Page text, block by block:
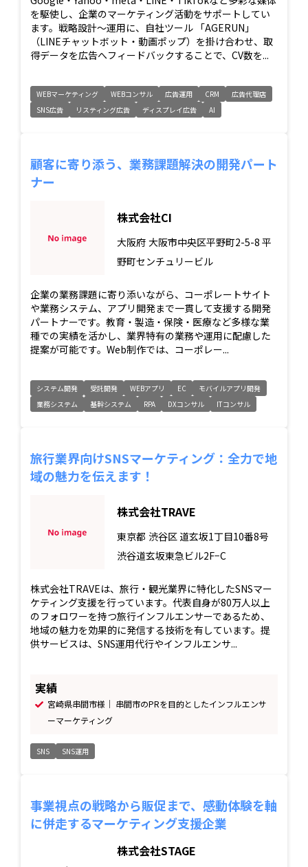
を駆使し、企業のマーケティング活動をサポートしてい
ます。戦略設計〜運用に、自社ツール 「AGERUN」
（LINEチャットボット・動画ポップ）を掛け合わせ、取
得データを広告へフィードバックすることで、CV数を...
WEBマーケティング WEBコンサル 広告運用 CRM
広告代理店
SNS広告
リスティング広告 ディスプレイ広告 AI
顧客に寄り添う、業務課題解決の開発パート
ナー
株式会社CI
大阪府 大阪市中央区平野町2-5-8 平
野町センチュリービル
企業の業務課題に寄り添いながら、コーポレートサイト
や業務システム、アプリ開発まで一貫して支援する開発
パートナーです。教育・製造・保険・医療など多様な業
種での実績を活かし、業界特有の業務や運用に配慮した
提案が可能です。Web制作では、コーポレー...
システム開発 受託開発 WEBアプリ EC
モバイルアプリ開発
業務システム
基幹システム RPA DXコンサル ITコンサル
旅行業界向けSNSマーケティング：全力で地
域の魅力を伝えます！
株式会社TRAVE
東京都 渋谷区 道玄坂1丁目10番8号
渋谷道玄坂東急ビル2F−C
株式会社TRAVEは、旅行・観光業界に特化したSNSマー
ケティング支援を行っています。代表自身が80万人以上
のフォロワーを持つ旅行インフルエンサーであるため、
地域の魅力を効果的に発信する技術を有しています。提
供サービスは、SNS運用代行やインフルエンサ...
実績
宮崎県串間市様｜ 串間市のPRを目的としたインフルエンサ
ーマーケティング
SNS SNS運用
事業視点の戦略から販促まで、感動体験を軸
に併走するマーケティング支援企業
株式会社STAGE